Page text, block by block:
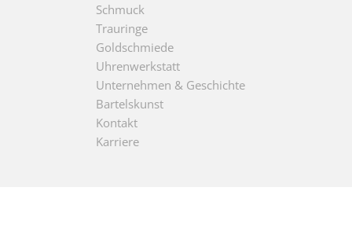
Schmuck
Trauringe
Goldschmiede
Uhrenwerkstatt
Unternehmen & Geschichte
Bartelskunst
Kontakt
Karriere